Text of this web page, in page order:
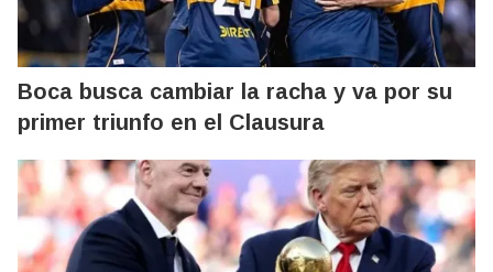
Boca busca cambiar la racha y va por su
primer triunfo en el Clausura